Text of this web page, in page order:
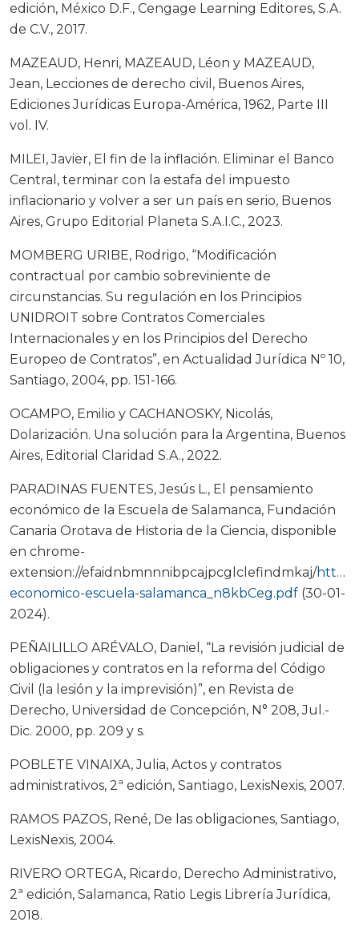
edición, México D.F., Cengage Learning Editores, S.A.
de C.V., 2017.
MAZEAUD, Henri, MAZEAUD, Léon y MAZEAUD,
Jean, Lecciones de derecho civil, Buenos Aires,
Ediciones Jurídicas Europa-América, 1962, Parte III
vol. IV.
MILEI, Javier, El fin de la inflación. Eliminar el Banco
Central, terminar con la estafa del impuesto
inflacionario y volver a ser un país en serio, Buenos
Aires, Grupo Editorial Planeta S.A.I.C., 2023.
MOMBERG URIBE, Rodrigo, “Modificación
contractual por cambio sobreviniente de
circunstancias. Su regulación en los Principios
UNIDROIT sobre Contratos Comerciales
Internacionales y en los Principios del Derecho
Europeo de Contratos”, en Actualidad Jurídica Nº 10,
Santiago, 2004, pp. 151-166.
OCAMPO, Emilio y CACHANOSKY, Nicolás,
Dolarización. Una solución para la Argentina, Buenos
Aires, Editorial Claridad S.A., 2022.
PARADINAS FUENTES, Jesús L., El pensamiento
económico de la Escuela de Salamanca, Fundación
Canaria Orotava de Historia de la Ciencia, disponible
en chrome-
extension://efaidnbmnnnibpcajpcglclefindmkaj/
economico-escuela-salamanca_n8kbCeg.pdf (30-01-
2024).
PEÑAILILLO ARÉVALO, Daniel, “La revisión judicial de
obligaciones y contratos en la reforma del Código
Civil (la lesión y la imprevisión)”, en Revista de
Derecho, Universidad de Concepción, N° 208, Jul.-
Dic. 2000, pp. 209 y s.
POBLETE VINAIXA, Julia, Actos y contratos
administrativos, 2ª edición, Santiago, LexisNexis, 2007.
RAMOS PAZOS, René, De las obligaciones, Santiago,
LexisNexis, 2004.
RIVERO ORTEGA, Ricardo, Derecho Administrativo,
2ª edición, Salamanca, Ratio Legis Librería Jurídica,
2018.